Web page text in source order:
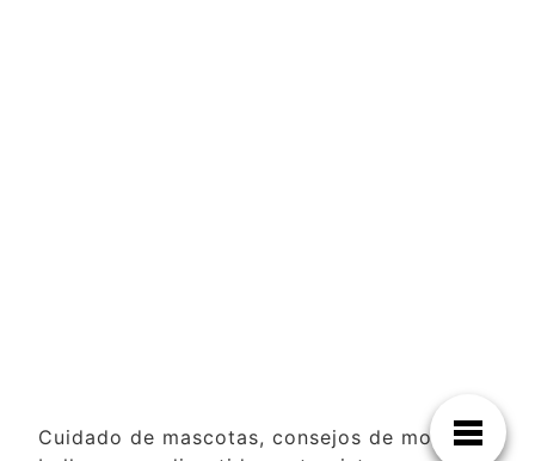
Cuidado de mascotas, consejos de moda y